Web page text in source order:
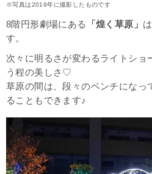
※写真は2019年に撮影したものです
8階円形劇場にある 「煌く草原」
す。
次々に明るさが変わるライトショ
う程の美しさ♡
草原の間は、段々のベンチになっ
ることもできます♪